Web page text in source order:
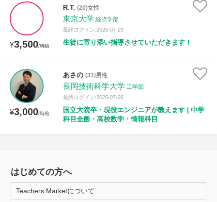
¥3,500/時給
R.T. (20)女性
東京大学 経済学部
最終ログイン:2026-07-29
生徒に寄り添い指導させていただきます！
¥3,000/時給
あさの (31)男性
長岡技術科学大学 工学部
最終ログイン:2026-07-26
国立大院卒・現役エンジニアが教えます | 中学
科目全般・高校数学・情報科目
はじめての方へ
Teachers Marketについて